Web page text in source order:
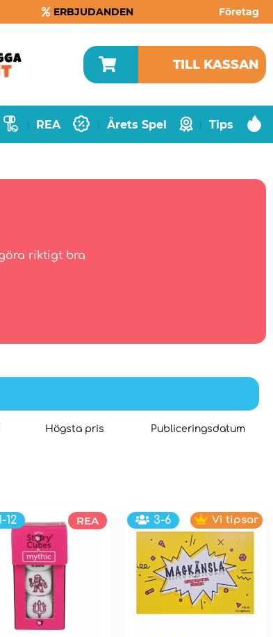
ERBJUDANDEN Företag
TILL KASSAN
REA Årets Spel Tips
riktigt bra
Högsta pris Publiceringsdatum
12 REA 3-6 Vi tipsar